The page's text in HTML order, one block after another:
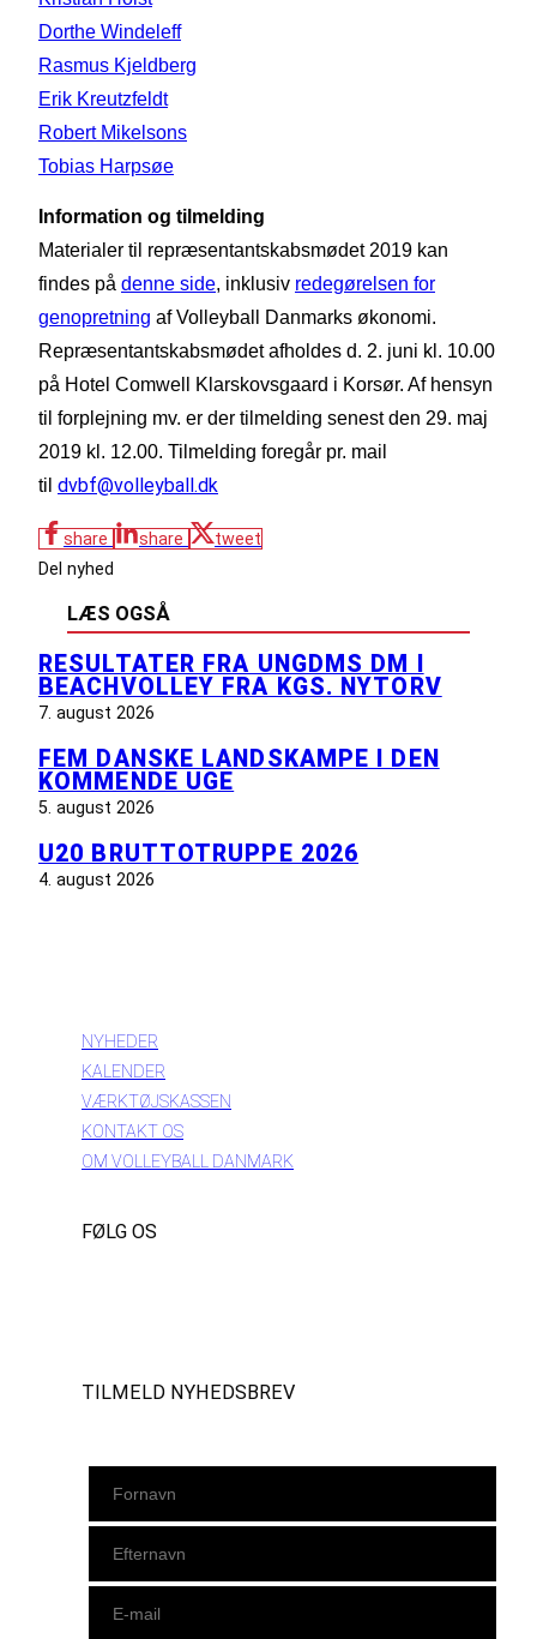
Dorthe Windeleff
Rasmus Kjeldberg
Erik Kreutzfeldt
Robert Mikelsons
Tobias Harpsøe
Information og tilmelding
Materialer til repræsentantskabsmødet 2019 kan
findes på denne side, inklusiv redegørelsen for
genopretning af Volleyball Danmarks økonomi.
Repræsentantskabsmødet afholdes d. 2. juni kl. 10.00
på Hotel Comwell Klarskovsgaard i Korsør. Af hensyn
til forplejning mv. er der tilmelding senest den 29. maj
2019 kl. 12.00. Tilmelding foregår pr. mail
til dvbf@volleyball.dk
share share
tweet
Del nyhed
LÆS OGSÅ
RESULTATER FRA UNGDMS DM I
BEACHVOLLEY FRA KGS. NYTORV
7. august 2026
FEM DANSKE LANDSKAMPE I DEN
KOMMENDE UGE
5. august 2026
U20 BRUTTOTRUPPE 2026
4. august 2026
NYHEDER
KALENDER
VÆRKTØJSKASSEN
KONTAKT OS
OM VOLLEYBALL DANMARK
FØLG OS
TILMELD NYHEDSBREV